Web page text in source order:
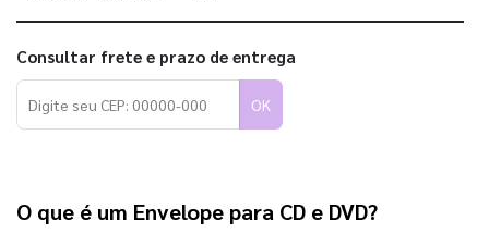
Consultar frete e prazo de entrega
OK
O que é um Envelope para CD e DVD?